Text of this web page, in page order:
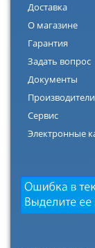
Доставка
О магазине
Гарантия
Задать вопрос
Документы
Производители
Сервис
Электронные